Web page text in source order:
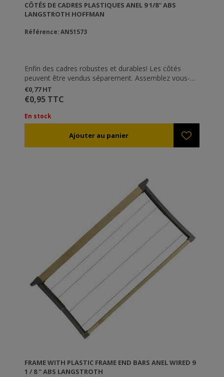
CÔTÉS DE CADRES PLASTIQUES ANEL 9 1/8'' ABS
LANGSTROTH HOFFMAN
Référence: AN51573
Enfin des cadres robustes et durables! Les côtés
peuvent être vendus séparement. Assemblez vous-
mêmes vos cadres. Fixez les côtés plastiques à la
tête et le bas du cadre (que vous pouvez fabriquer
facilement avec des simples outils pour travailler le
bois
€0,77 HT
€0,95 TTC
En stock
FRAME WITH PLASTIC FRAME END BARS ANEL WIRED 9
1 / 8 '' ABS LANGSTROTH